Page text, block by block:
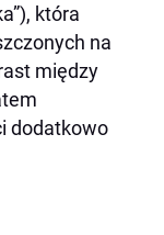
która
na
między
dodatkowo